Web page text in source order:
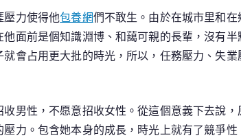
壓力使得他包養網們不敢生。由於在城市里和
面前是個知識淵博、和藹可親的長輩，沒有
會占用更大批的時光，所以，任務壓力、失
男性，不愿意招收女性。從這個意義下去說
力。包含她本身的成長，時光上就有了競爭性